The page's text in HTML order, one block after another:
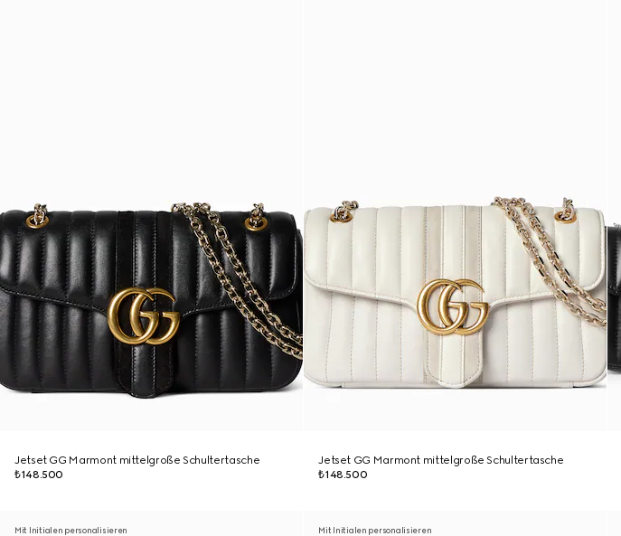
Jetset GG Marmont mittelgroße Schultertasche
₺148.500
Jetset GG Marmont mittelgroße Schultertasche
₺148.500
Mit Initialen personalisieren Mit Initialen personalisieren